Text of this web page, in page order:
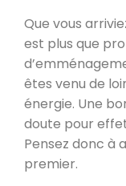
Que vous
est plus que
êtes venu de
énergie. Une
doute pour
Pensez donc à
premier.